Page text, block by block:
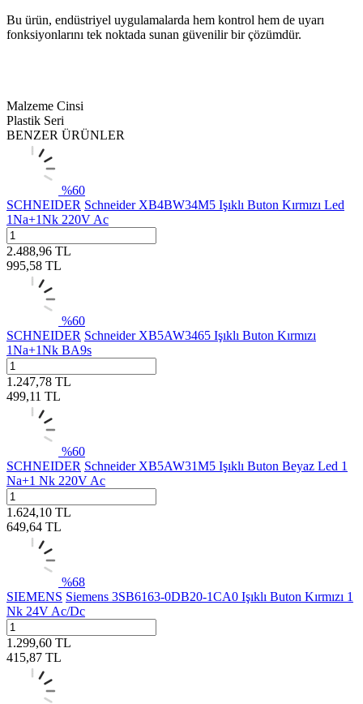
Bu ürün, endüstriyel uygulamalarda hem kontrol hem de uyarı
fonksiyonlarını tek noktada sunan güvenilir bir çözümdür.
Malzeme Cinsi
Plastik Seri
BENZER ÜRÜNLER
%60
SCHNEIDER Schneider XB4BW34M5 Işıklı Buton Kırmızı Led
1Na+1Nk 220V Ac
2.488,96 TL
995,58 TL
%60
SCHNEIDER Schneider XB5AW3465 Işıklı Buton Kırmızı
1Na+1Nk BA9s
1.247,78 TL
499,11 TL
%60
SCHNEIDER Schneider XB5AW31M5 Işıklı Buton Beyaz Led 1
Na+1 Nk 220V Ac
1.624,10 TL
649,64 TL
%68
SIEMENS Siemens 3SB6163-0DB20-1CA0 Işıklı Buton Kırmızı 1
Nk 24V Ac/Dc
1.299,60 TL
415,87 TL